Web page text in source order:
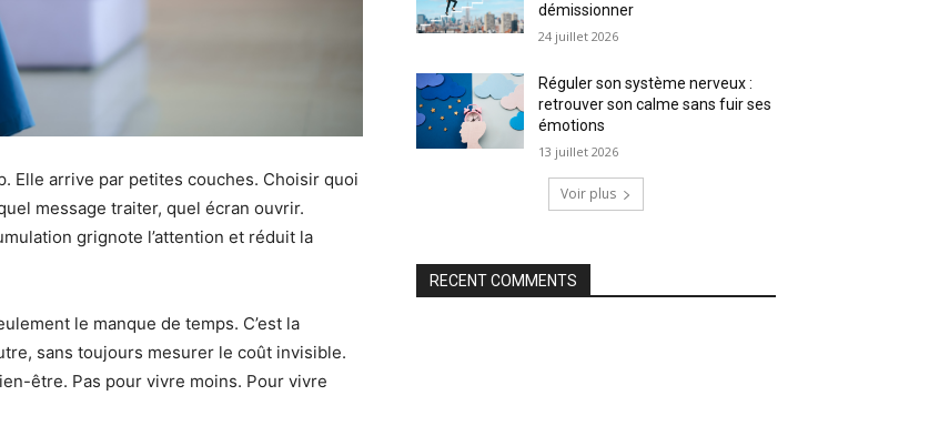
Elle arrive par petites couches. Choisir quoi
message traiter, quel écran ouvrir.
grignote l’attention et réduit la
le manque de temps. C’est la
sans toujours mesurer le coût invisible.
être. Pas pour vivre moins. Pour vivre
démissionner
24 juillet 2026
Réguler son système nerveux :
retrouver son calme sans fuir ses
émotions
13 juillet 2026
Voir plus
RECENT COMMENTS